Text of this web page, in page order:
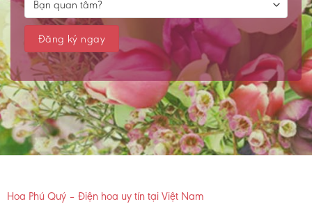
Hoa Phú Quý – Điện hoa uy tín tại Việt Nam